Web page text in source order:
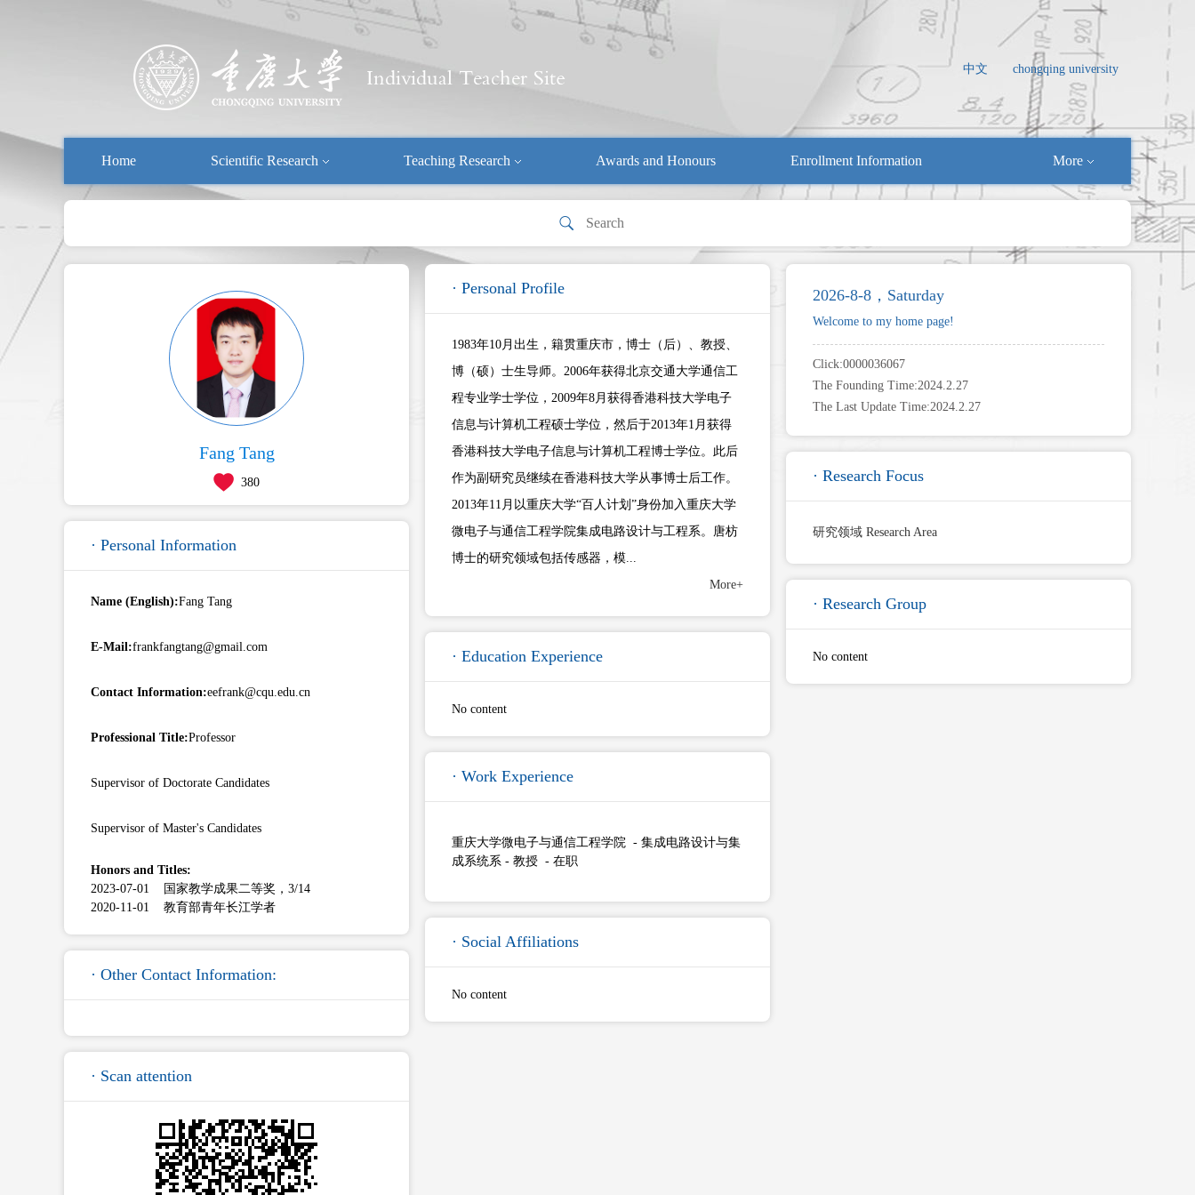
中文 chongqing university
Home Scientific Research Teaching Research Awards and Honours Enrollment Information More
Fang Tang
380
· Personal Information
Name (English):Fang Tang
E-Mail:frankfangtang@gmail.com
Contact Information:eefrank@cqu.edu.cn
Professional Title:Professor
Supervisor of Doctorate Candidates
Supervisor of Master's Candidates
Honors and Titles:
2023-07-01 国家教学成果二等奖，3/14
2020-11-01 教育部青年长江学者
· Other Contact Information:
· Scan attention
· Personal Profile
1983年10月出生，籍贯重庆市，博士（后）、教授、
博（硕）士生导师。2006年获得北京交通大学通信工
程专业学士学位，2009年8月获得香港科技大学电子
信息与计算机工程硕士学位，然后于2013年1月获得
香港科技大学电子信息与计算机工程博士学位。此后
作为副研究员继续在香港科技大学从事博士后工作。
2013年11月以重庆大学“百人计划”身份加入重庆大学
微电子与通信工程学院集成电路设计与工程系。唐枋
博士的研究领域包括传感器，模...
More+
· Education Experience
No content
· Work Experience
重庆大学微电子与通信工程学院 - 集成电路设计与集
成系统系 - 教授 - 在职
· Social Affiliations
No content
2026-8-8，Saturday
Welcome to my home page!
Click:0000036067
The Founding Time:2024.2.27
The Last Update Time:2024.2.27
· Research Focus
研究领域 Research Area
· Research Group
No content